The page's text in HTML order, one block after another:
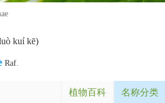
kuí kē)
Raf.
植物百科 名称分类